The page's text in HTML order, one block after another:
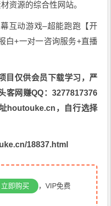
资源的综合性网站。
目仅供会员下载学习，严
客网赚QQ：3277817376
houtouke.cn，自行选择
18837.html
立即购买 ，VIP免费